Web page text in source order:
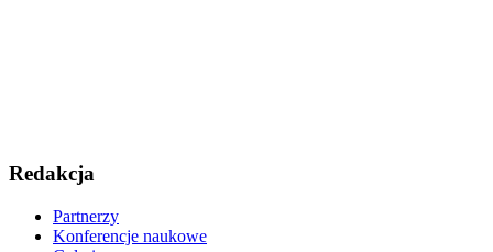
Redakcja
Partnerzy
Konferencje naukowe